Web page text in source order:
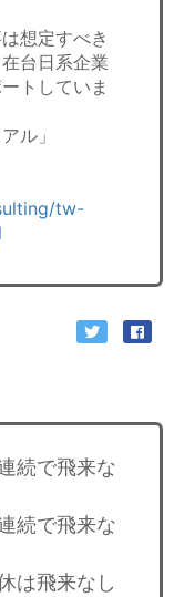
想定すべき
台日系企業
トしていま
ル」
tw-
続で飛来な
続で飛来な
は飛来なし